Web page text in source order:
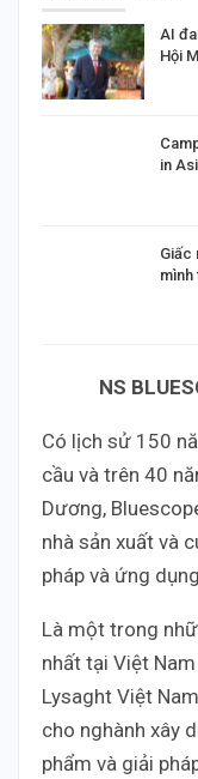
AI
Hội
in
Giấc
NS
Có lịch sử 150
cầu và trên 40
Dương,
nhà sản xuất và
pháp và ứng
Là một trong
nhất tại Việt
Lysaght Việt
cho nghành xây
phẩm và giải